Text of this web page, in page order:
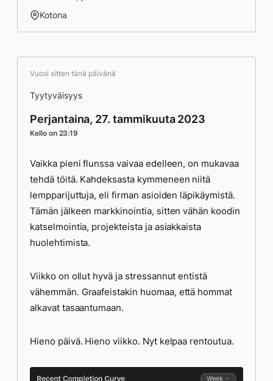
Kotona
Vuosi sitten tänä päivänä
Tyytyväisyys
Perjantaina, 27. tammikuuta 2023
Kello on 23:19
Vaikka pieni flunssa vaivaa edelleen, on mukavaa
tehdä töitä. Kahdeksasta kymmeneen niitä
lempparijuttuja, eli firman asioiden läpikäymistä.
Tämän jälkeen markkinointia, sitten vähän koodin
katselmointia, projekteista ja asiakkaista
huolehtimista.
Viikko on ollut hyvä ja stressannut entistä
vähemmän. Graafeistakin huomaa, että hommat
alkavat tasaantumaan.
Hieno päivä. Hieno viikko. Nyt kelpaa rentoutua.